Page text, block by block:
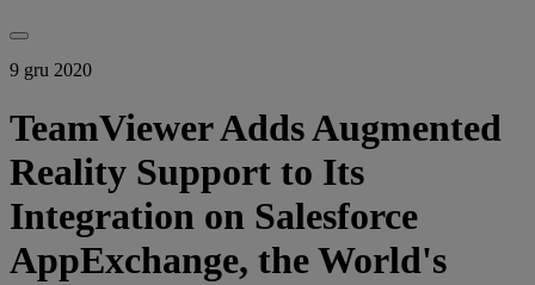
9 gru 2020
TeamViewer Adds Augmented
Reality Support to Its
Integration on Salesforce
AppExchange, the World's